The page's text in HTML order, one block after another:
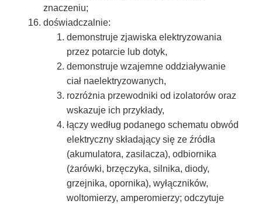
znaczeniu;
doświadczalnie:
demonstruje zjawiska elektryzowania
przez potarcie lub dotyk,
demonstruje wzajemne oddziaływanie
ciał naelektryzowanych,
rozróżnia przewodniki od izolatorów oraz
wskazuje ich przykłady,
łączy według podanego schematu obwód
elektryczny składający się ze źródła
(akumulatora, zasilacza), odbiornika
(żarówki, brzęczyka, silnika, diody,
grzejnika, opornika), wyłączników,
woltomierzy, amperomierzy; odczytuje